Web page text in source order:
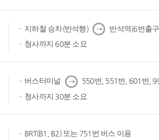
지하철 승차(반석행) 다
음
반석역(6번출
청사까지 60분 소요
버스터미널 다
음
550번, 551번, 601번,
청사까지 30분 소요
BRT(B1, B2) 또는 751번 버스 이용